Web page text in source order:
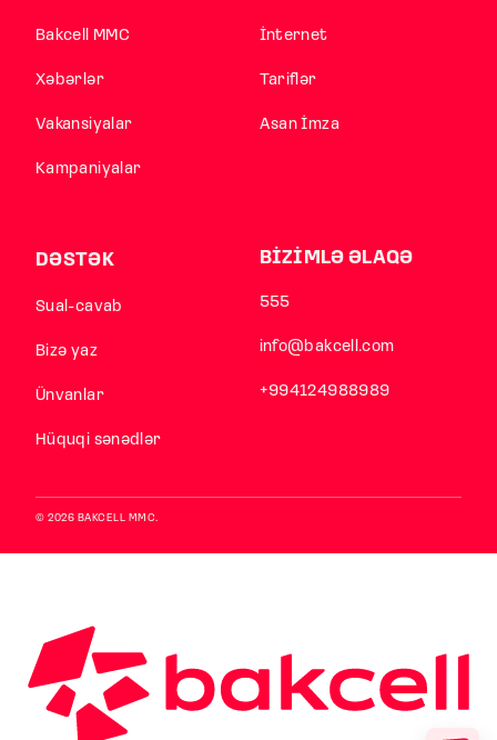
Bakcell MMC
Xəbərlər
Vakansiyalar
Kampaniyalar
İnternet
Tariflər
Asan İmza
DƏSTƏK
Sual-cavab
Bizə yaz
Ünvanlar
Hüquqi sənədlər
BİZİMLƏ ƏLAQƏ
555
info@bakcell.com
+994124988989
© 2026 BAKCELL MMC.